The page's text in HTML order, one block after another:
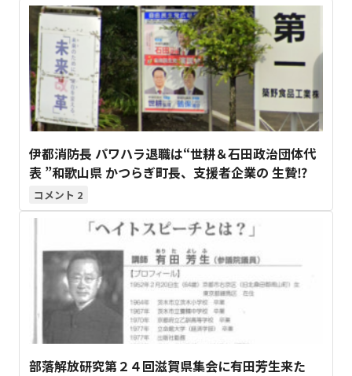
伊都消防長 パワハラ退職は“世耕＆石田政治団体代
表 ”和歌山県 かつらぎ町長、支援者企業の 生贄⁉
2
部落解放研究第２４回滋賀県集会に有田芳生来た